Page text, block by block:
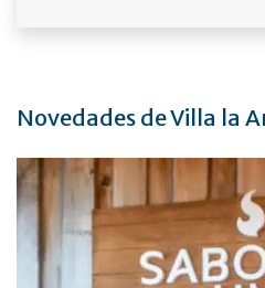
Novedades de Villa la